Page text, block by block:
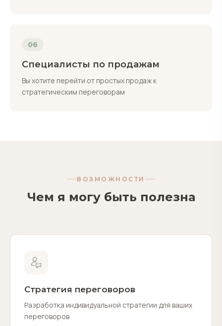
06
Специалисты по продажам
Вы хотите перейти от простых продаж к
стратегическим переговорам
ВОЗМОЖНОСТИ
Чем я могу быть полезна
Стратегия переговоров
Разработка индивидуальной стратегии для ваших
переговоров